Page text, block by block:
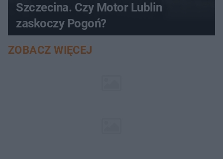
Szczecina. Czy Motor Lublin
zaskoczy Pogoń?
ZOBACZ WIĘCEJ